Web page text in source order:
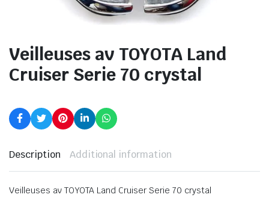
Veilleuses av TOYOTA Land
Cruiser Serie 70 crystal
Description Additional information
Veilleuses av TOYOTA Land Cruiser Serie 70 crystal